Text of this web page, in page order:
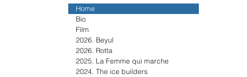
Home
Bio
Film
2026. Beyul
2026. Rotta
2025. La Femme qui marche
2024. The ice builders